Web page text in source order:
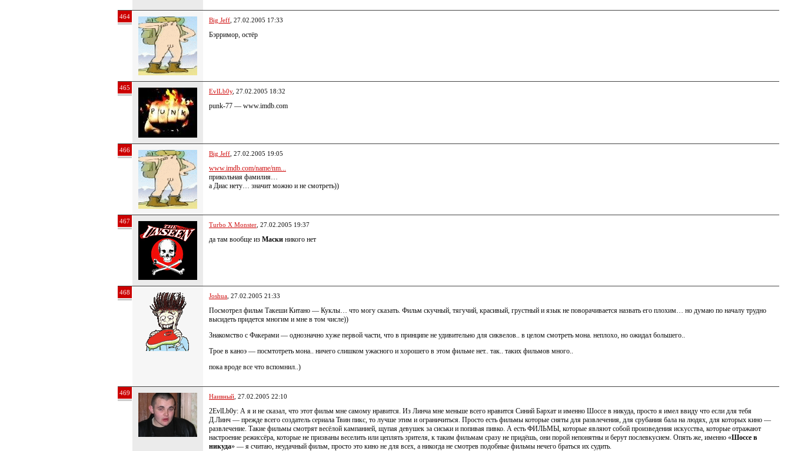
464 Big Jeff , 27.02.2005 17:33
Бэрримор, остёр
465 EvlLb0y, 27.02.2005 18:32
punk-77 — www.imdb.com
466 Big Jeff , 27.02.2005 19:05
www.imdb.com/name/nm...
прикольная фамилия…
а Диас нету… значит можно и не смотреть))
467 Turbo X Monster , 27.02.2005 19:37
да там вообще из Маски никого нет
468 Joshua , 27.02.2005 21:33
Посмотрел фильм Такеши Китано — Куклы… что могу сказать. Фильм скучный, тягучий, красивый, грустный и язык не поворачивается назвать его плохим… но думаю по началу трудно
высидеть придется многим и мне в том числе))
Знакомство с Факерами — однозначно хуже первой части, что в принципе не удивительно для сиквелов.. в целом смотреть мона. неплохо, но ожидал большего..
Трое в каноэ — посмтотреть мона.. ничего слишком ужасного и хорошего в этом фильме нет.. так.. таких фильмов много..
пока вроде все что вспомнил..)
469 Наивный , 27.02.2005 22:10
2EvlLb0y: А я и не сказал, что этот фильм мне самому нравится. Из Линча мне меньше всего нравится Синий Бархат и именно Шоссе в никуда, просто я имел ввиду что если для тебя
Д.Линч — прежде всего создатель сериала Твин пикс, то лучше этим и ограничиться. Просто есть фильмы которые сняты для развлечения, для срубания бала на людях, для которых кино —
развлечение. Такие фильмы смотрят весёлой кампанией, щупая девушек за сиськи и попивая пивко. А есть ФИЛЬМЫ, которые являют собой произведения искусства, которые отражают
настроение режиссёра, которые не призваны веселить или цеплять зрителя, к таким фильмам сразу не придёшь, они порой непонятны и берут послевкусием. Опять же, именно «Шоссе в
никуда» — я считаю, неудачный фильм, просто это кино не для всех, а никогда не смотрев подобные фильмы нечего браться их судить.